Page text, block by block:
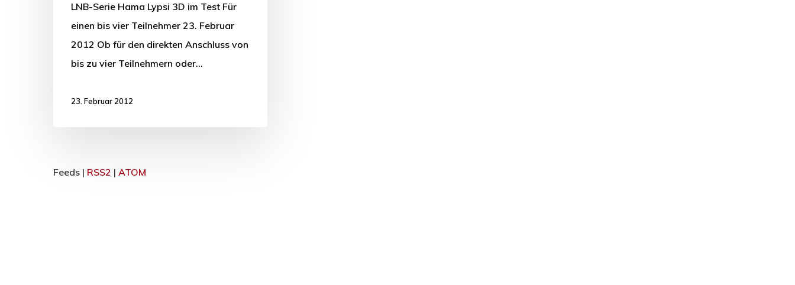
LNB-Serie Hama Lypsi 3D im Test Für
einen bis vier Teilnehmer 23. Februar
2012 Ob für den direkten Anschluss von
bis zu vier Teilnehmern oder…
23. Februar 2012
Feeds | RSS2 | ATOM